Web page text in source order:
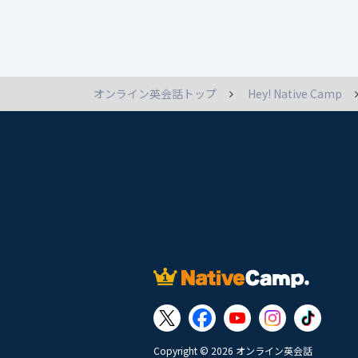
オンライン英会話トップ Hey! Native Camp
Copyright © 2026 オンライン英会話